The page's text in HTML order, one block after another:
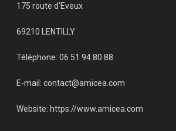
175 route d'Eveux
69210 LENTILLY
Téléphone: 06 51 94 80 88
E-mail:contact@amicea.com
Website: https://www.amicea.com